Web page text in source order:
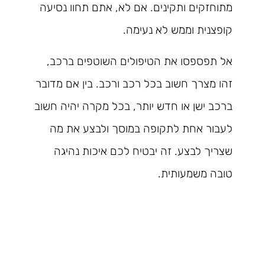
מתוחזקים ותקינים. אם לא, אתם תחוו נסיעה
קופצנית וממש לא נעימה.
אל תפספסו את הטיפולים השוטפים ברכב,
זהו מצרך חשוב בכל רכב ורכב. בין אם מדובר
ברכב ישן או חדש יותר, בכל מקרה יהיה חשוב
לעבור אחת לתקופה במוסך ולבצע את מה
שצריך לבצע. זה יבטיח לכם איכות נהיגה
טובה משמעותית.